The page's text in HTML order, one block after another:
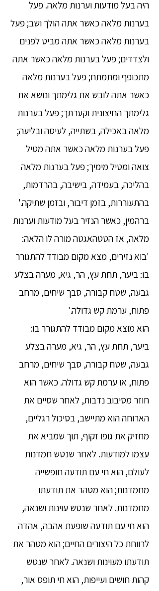
היה בעל מודעות וערנות מלאה. פעל
בערנות מלאה כאשר אתה הולך ושב; פעל
בערנות מלאה כאשר אתה מביט לפנים
ולצדדים; פעל בערנות מלאה כאשר אתה
מתכופף ומתמתח; פעל בערנות מלאה
כאשר אתה לובש את גלימתך ונושא את
גלימתך החיצונית וקערתך; פעל בערנות
מלאה באכילה, בשתייה, לעיסה ובליעה;
פעל בערנות מלאה כאשר אתה מטיל
צואה ומטיל מימיך; פעל בערנות מלאה
בהליכה, בעמידה, בישיבה, בהרדמות,
בהתעוררות, בזמן דיבור, ובזמן שתיקה.'
ברהמין, כאשר הנזיר בעל מודעות וערנות
מלאה, אז הטטהאגטה מורה לו הלאה:
'בוא נזירים, מצא מקום מבודד להתגורר
בו: ביער, תחת עץ, הר, גיא, מערה בצלע
גבעה, שטח קבורה, סבך שיחים, מרחב
פתוח, ערמת קש גדולה.'
הוא מוצא מקום מבודד להתגורר בו:
ביער, תחת עץ, הר, גיא, מערה בצלע
גבעה, שטח קבורה, סבך שיחים, מרחב
פתוח, או ערמת קש גדולה. כאשר הוא
חוזר מסיבוב נדבות, לאחר שסיים את
הארוחה הוא מתיישב, בסיכול רגליים,
מחזיק את גופו זקוף, תוך שמביא את
עצמו למודעות. לאחר שנטש חמדנות
לעולם, הוא חי עם תודעה חופשייה
מחמדנות; הוא מטהר את תודעתו
מחמדנות. לאחר שנטש עוינות ושנאה,
הוא חי עם תודעה שופעת אהבה, אהדה
לרווחת כל היצורים החיים; הוא מטהר את
תודעתו מעוינות ושנאה. לאחר שנטש
קהות חושים ועייפות, הוא חי תופס אור,